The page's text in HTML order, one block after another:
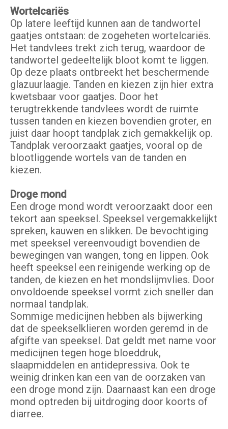
Wortelcariës
Op latere leeftijd kunnen aan de tandwortel
gaatjes ontstaan: de zogeheten wortelcariës.
Het tandvlees trekt zich terug, waardoor de
tandwortel gedeeltelijk bloot komt te liggen.
Op deze plaats ontbreekt het beschermende
glazuurlaagje. Tanden en kiezen zijn hier extra
kwetsbaar voor gaatjes. Door het
terugtrekkende tandvlees wordt de ruimte
tussen tanden en kiezen bovendien groter, en
juist daar hoopt tandplak zich gemakkelijk op.
Tandplak veroorzaakt gaatjes, vooral op de
blootliggende wortels van de tanden en
kiezen.
Droge mond
Een droge mond wordt veroorzaakt door een
tekort aan speeksel. Speeksel vergemakkelijkt
spreken, kauwen en slikken. De bevochtiging
met speeksel vereenvoudigt bovendien de
bewegingen van wangen, tong en lippen. Ook
heeft speeksel een reinigende werking op de
tanden, de kiezen en het mondslijmvlies. Door
onvoldoende speeksel vormt zich sneller dan
normaal tandplak.
Sommige medicijnen hebben als bijwerking
dat de speekselklieren worden geremd in de
afgifte van speeksel. Dat geldt met name voor
medicijnen tegen hoge bloeddruk,
slaapmiddelen en antidepressiva. Ook te
weinig drinken kan een van de oorzaken van
een droge mond zijn. Daarnaast kan een droge
mond optreden bij uitdroging door koorts of
diarree.